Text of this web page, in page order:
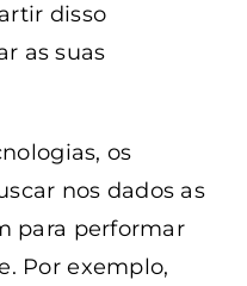
disso
as suas
os
nos dados as
para performar
Por exemplo,